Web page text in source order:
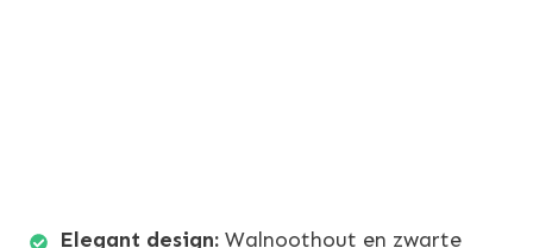
Elegant design: Walnoothout en zwarte